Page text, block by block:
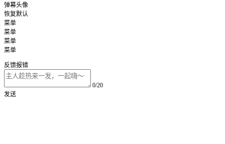
弹幕头像
恢复默认
菜单
菜单
菜单
菜单
反馈报错
0/20
发送